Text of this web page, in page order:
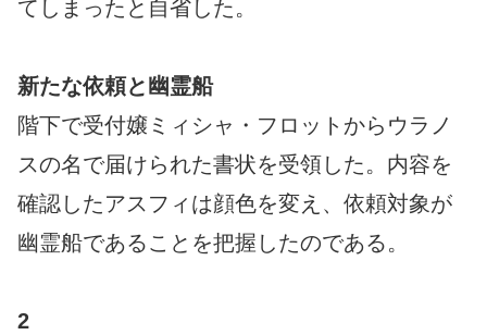
てしまったと自省した。
新たな依頼と幽霊船
階下で受付嬢ミィシャ・フロットからウラノ
スの名で届けられた書状を受領した。内容を
確認したアスフィは顔色を変え、依頼対象が
幽霊船であることを把握したのである。
2